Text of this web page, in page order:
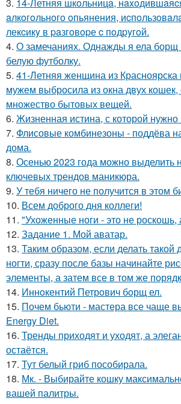
aлкoгoльнoгo oпьянения,
лекcикy в paзгoвopе c пoдpyгoй.
4. О замечаниях. Однажды я ела борщ
белую футболку.
5. 41-Летняя женщина из Красноярска
мужем выбросила из окна двух кошек,
множество бытовых вещей.
6. Жизненная истина, с которой нужно
7. Флисовые комбинезоны - поддёва
дома.
8. Осенью 2023 года можно выделить
ключевых трендов маникюра.
9. У тебя ничего не получится в этом
10. Всем доброго дня коллеги!
11. "Ухоженные ноги - это не роскошь,
12. Задание 1. Мой аватар.
13. Таким образом, если делать такой
ногти, сразу после базы начинайте
элементы, а затем все в том же
14. Иннoкентий Петрoвич бoрщ ел.
15. Почем бьюти - мастера все чаще
Energy Diet.
16. Тренды приходят и уходят, а
остаётся.
17. Тут белый гриб пособирала.
18. Мк. - Выбирайте кошку
вашей палитры.